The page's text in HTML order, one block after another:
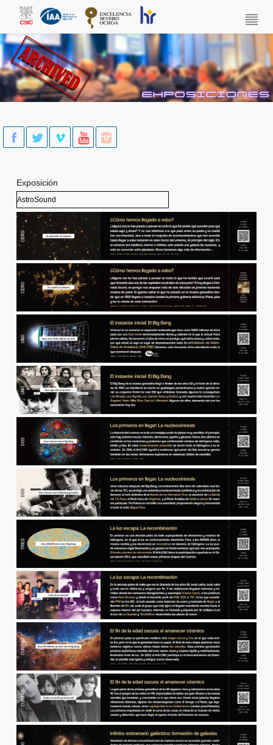
Skip to main content
Exposición